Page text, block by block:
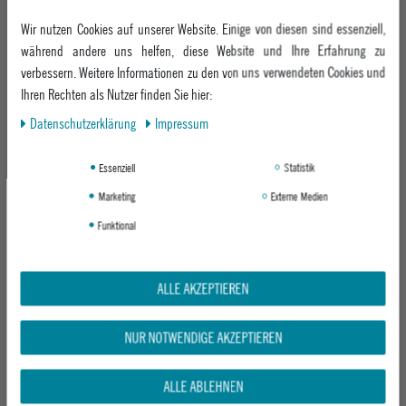
UVP 399,95 €
ab 319,95 €
UVP 299,95 €
ab 199,95 €
-20%
BURTON HERREN SKI-
SNOWBOARDJACKE [AK] GORE-TEX
CYCLIC JK
BLUE TEAL
UVP 489,95 €
ab 389,95 €
BURTON HERREN SKI-
SNOWBOARDJACKE M'S RESERVE 2L 3-
IN-1 JACKET
TRUE BLACK
UVP 369,95 €
ab 249,95 €
Wir nutzen Cookies auf unserer Website. Einige von diesen sind essenziell,
während andere uns helfen, diese Website und Ihre Erfahrung zu
verbessern. Weitere Informationen zu den von uns verwendeten Cookies und
Ihren Rechten als Nutzer finden Sie hier:
Daten­schutz­erklärung
Impressum
Essenziell
Statistik
Marketing
Externe Medien
Funktional
ALLE AKZEPTIEREN
NUR NOTWENDIGE AKZEPTIEREN
ALLE ABLEHNEN